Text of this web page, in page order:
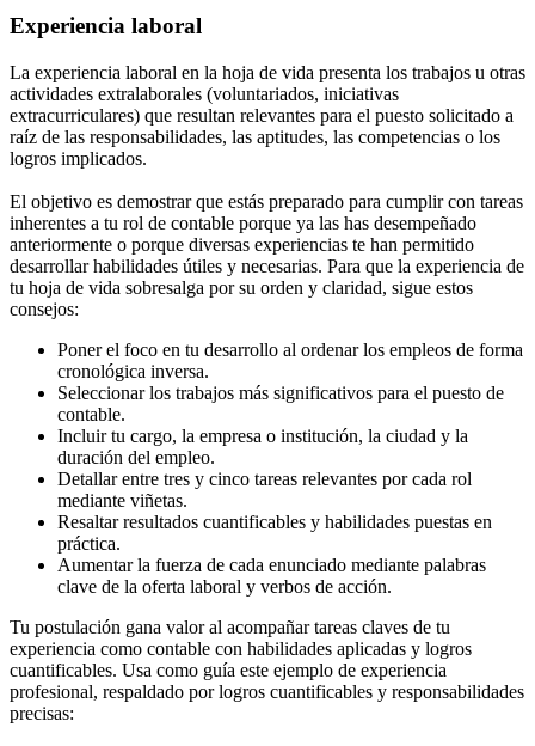
Experiencia laboral
La experiencia laboral en la hoja de vida presenta los trabajos u otras
actividades extralaborales (voluntariados, iniciativas
extracurriculares) que resultan relevantes para el puesto solicitado a
raíz de las responsabilidades, las aptitudes, las competencias o los
logros implicados.
El objetivo es demostrar que estás preparado para cumplir con tareas
inherentes a tu rol de contable porque ya las has desempeñado
anteriormente o porque diversas experiencias te han permitido
desarrollar habilidades útiles y necesarias. Para que la experiencia de
tu hoja de vida sobresalga por su orden y claridad, sigue estos
consejos:
Poner el foco en tu desarrollo al ordenar los empleos de forma
cronológica inversa.
Seleccionar los trabajos más significativos para el puesto de
contable.
Incluir tu cargo, la empresa o institución, la ciudad y la
duración del empleo.
Detallar entre tres y cinco tareas relevantes por cada rol
mediante viñetas.
Resaltar resultados cuantificables y habilidades puestas en
práctica.
Aumentar la fuerza de cada enunciado mediante palabras
clave de la oferta laboral y verbos de acción.
Tu postulación gana valor al acompañar tareas claves de tu
experiencia como contable con habilidades aplicadas y logros
cuantificables. Usa como guía este ejemplo de experiencia
profesional, respaldado por logros cuantificables y responsabilidades
precisas: